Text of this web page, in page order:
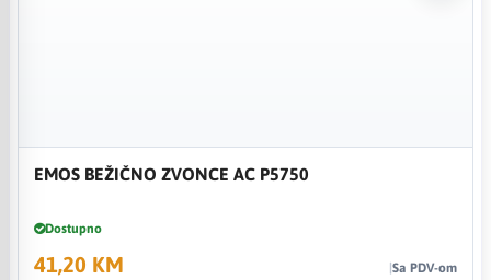
EMOS BEŽIČNO ZVONCE AC P5750
Dostupno
41,20 KM Sa PDV-om